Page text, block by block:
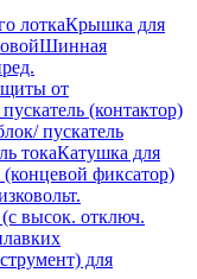
лоткаКрышка для
Шинная
от
(контактор)
пускатель
токаКатушка для
фиксатор)
высок. отключ.
для